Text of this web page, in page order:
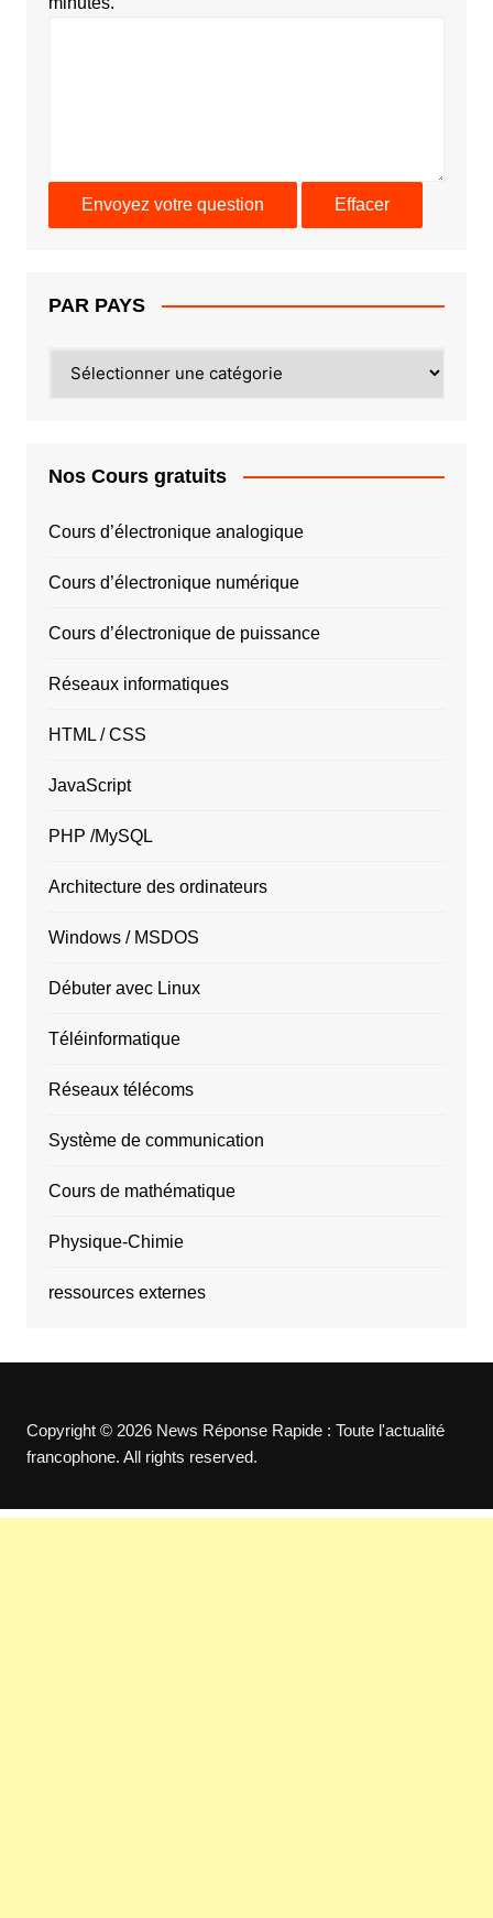
PAR PAYS
PAYS
Nos Cours gratuits
Cours d’électronique analogique
Cours d’électronique numérique
Cours d’électronique de puissance
Réseaux informatiques
HTML / CSS
JavaScript
PHP /MySQL
Architecture des ordinateurs
Windows / MSDOS
Débuter avec Linux
Téléinformatique
Réseaux télécoms
Système de communication
Cours de mathématique
Physique-Chimie
ressources externes
Copyright © 2026 News Réponse Rapide : Toute l'actualité
francophone. All rights reserved.